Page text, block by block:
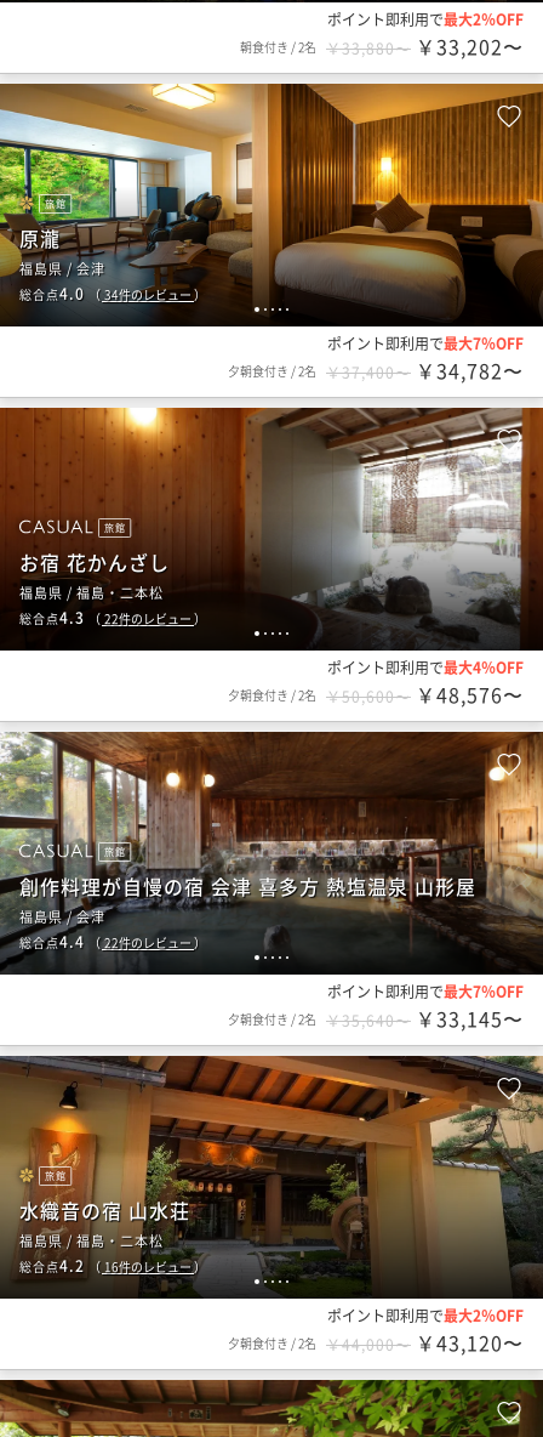
ポイント即利用で最大2％OFF
朝食付き /2名 ￥33,880〜 ￥33,202〜
1 2 3 4 5
旅館
原瀧
福島県 / 会津
総合点4.0 （ 34件のレビュー ）
ポイント即利用で最大7％OFF
夕朝食付き /2名 ￥37,400〜 ￥34,782〜
1 2 3 4 5
旅館
お宿 花かんざし
福島県 / 福島・二本松
総合点4.3 （ 22件のレビュー ）
ポイント即利用で最大4％OFF
夕朝食付き /2名 ￥50,600〜 ￥48,576〜
1 2 3 4 5
旅館
創作料理が自慢の宿 会津 喜多方 熱塩温泉 山形屋
福島県 / 会津
総合点4.4 （22件のレビュー）
ポイント即利用で最大7％OFF
夕朝食付き /2名 ￥35,640〜 ￥33,145〜
1 2345
旅館
水織音の宿 山水荘
福島県 / 福島・二本松
総合点4.2 （ 16件のレビュー）
ポイント即利用で最大2％OFF
夕朝食付き /2名 ￥44,000〜 ￥43,120〜